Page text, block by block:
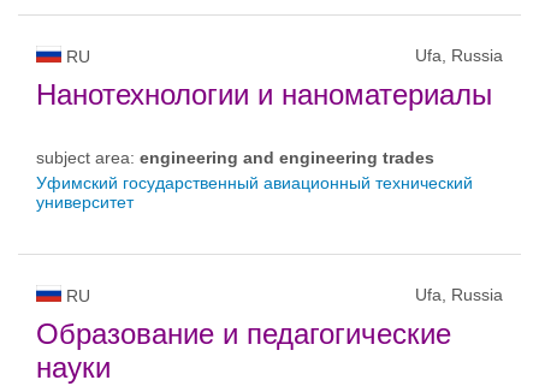
RU Ufa, Russia
Нанотехнологии и наноматериалы
subject area: engineering and engineering trades
Уфимский государственный авиационный технический
университет
RU Ufa, Russia
Образование и педагогические
науки